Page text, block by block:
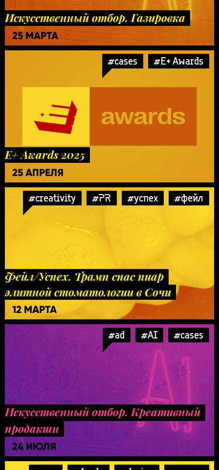
Искусственный отбор. Газировка
25 МАРТА
#cases #E+ Awards
E+ Awards 2025
25 АПРЕЛЯ
#creativity #PR #успех #фейл
Фейл/Успех. Трамп спас пиар
элитной стоматологии в Сочи
12 МАРТА
#ad #AI #cases
Искусственный отбор. Креативный
продакшн
24 ИЮЛЯ